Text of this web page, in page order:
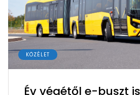
KÖZÉLET
Év végétől e-buszt is